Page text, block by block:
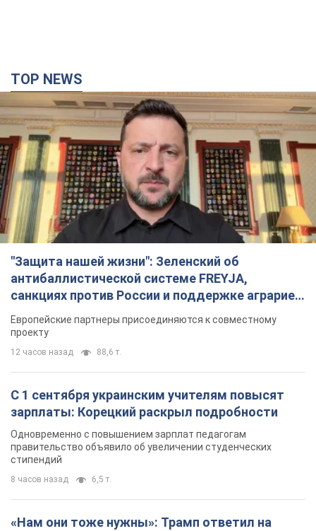
TOP NEWS
"Защита нашей жизни": Зеленский об
антибаллистической системе FREYJA,
санкциях против России и поддержке аграриев.
Видео
Европейские партнеры присоединяются к совместному
проекту
12 часов назад 88,6 т.
С 1 сентября украинским учителям повысят
зарплаты: Корецкий раскрыл подробности
Одновременно с повышением зарплат педагогам
правительство объявило об увеличении студенческих
стипендий
8 часов назад 6,5 т.
«Нам они тоже нужны»: Трамп ответил на